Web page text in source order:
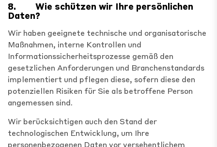
8. Wie schützen wir Ihre persönlichen
Daten?
Wir haben geeignete technische und organisatorische
Maßnahmen, interne Kontrollen und
Informationssicherheitsprozesse gemäß den
gesetzlichen Anforderungen und Branchenstandards
implementiert und pflegen diese, sofern diese den
potenziellen Risiken für Sie als betroffene Person
angemessen sind.
Wir berücksichtigen auch den Stand der
technologischen Entwicklung, um Ihre
personenbezogenen Daten vor versehentlichem